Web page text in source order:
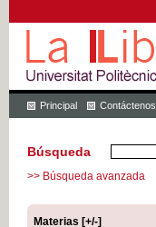
Principal Contáctenos
Búsqueda
>> Búsqueda avanzada
Materias [+/-]